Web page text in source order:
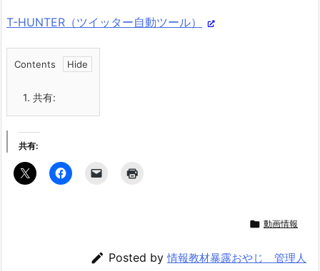
T-HUNTER（ツイッター自動ツール）
Contents
1. 共有:
共有:
 動画情報
 Posted by情報教材暴露おやじ 管理人